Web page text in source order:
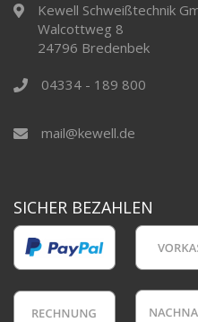
Kewell Schweißtechnik
Walcottweg 8
24796 Bredenbek
04334 - 189 800
mail@kewell.de
SICHER BEZAHLEN